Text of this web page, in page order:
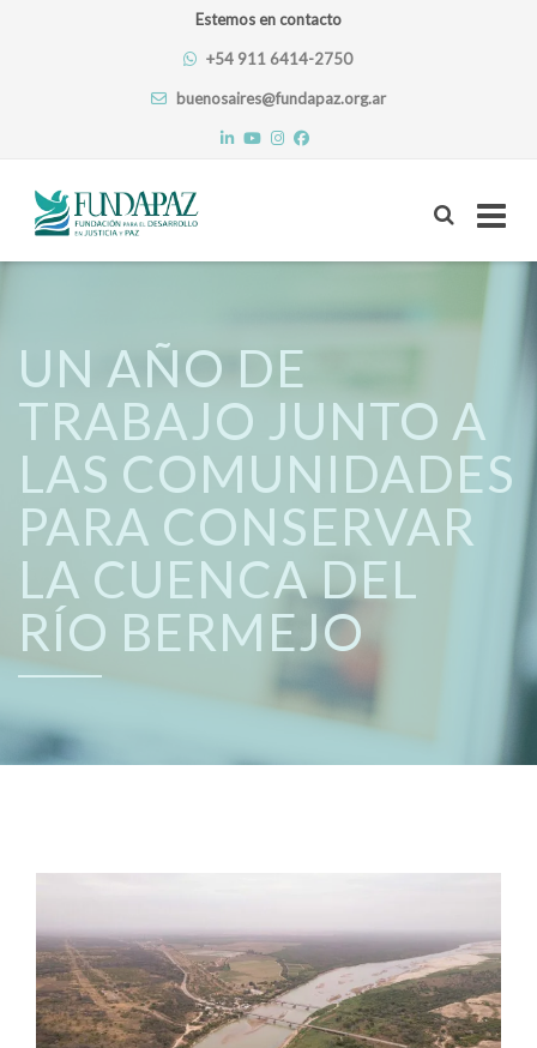
Estemos en contacto
+54 911 6414-2750
buenosaires@fundapaz.org.ar
Skip
UN AÑO DE
TRABAJO JUNTO A
LAS COMUNIDADES
PARA CONSERVAR
LA CUENCA DEL
RÍO BERMEJO